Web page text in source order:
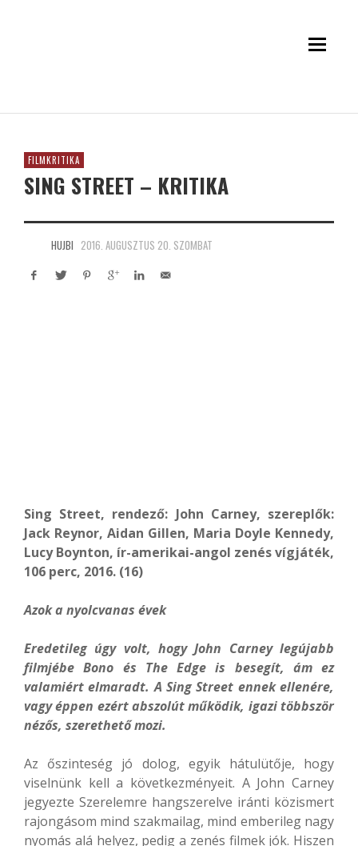
FILMKRITIKA
SING STREET – KRITIKA
HUJBI 2016. AUGUSZTUS 20. SZOMBAT
Sing Street, rendező: John Carney, szereplők:
Jack Reynor, Aidan Gillen, Maria Doyle Kennedy,
Lucy Boynton, ír-amerikai-angol zenés vígjáték,
106 perc, 2016. (16)
Azok a nyolcvanas évek
Eredetileg úgy volt, hogy John Carney legújabb
filmjébe Bono és The Edge is besegít, ám ez
valamiért elmaradt. A Sing Street ennek ellenére,
vagy éppen ezért abszolút működik, igazi többször
nézős, szerethető mozi.
Az őszinteség jó dolog, egyik hátulütője, hogy
viselnünk kell a következményeit. A John Carney
jegyezte Szerelemre hangszerelve iránti közismert
rajongásom mind szakmailag, mind emberileg nagy
nyomás alá helyez, pedig a zenés filmek jók. Hiszen